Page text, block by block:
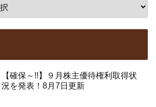
【確保～!!】９月株主優待権利取得状
況を発表！8月7日更新